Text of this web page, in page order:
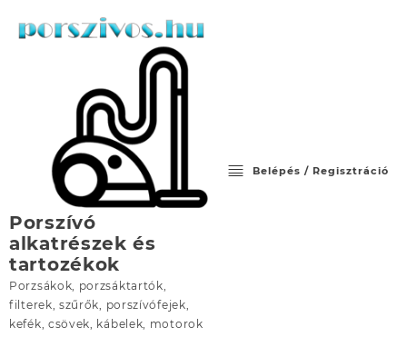
Porszívó
alkatrészek és
tartozékok
Porzsákok, porzsáktartók,
filterek, szűrők, porszívófejek,
kefék, csövek, kábelek, motorok
Belépés / Regisztráció